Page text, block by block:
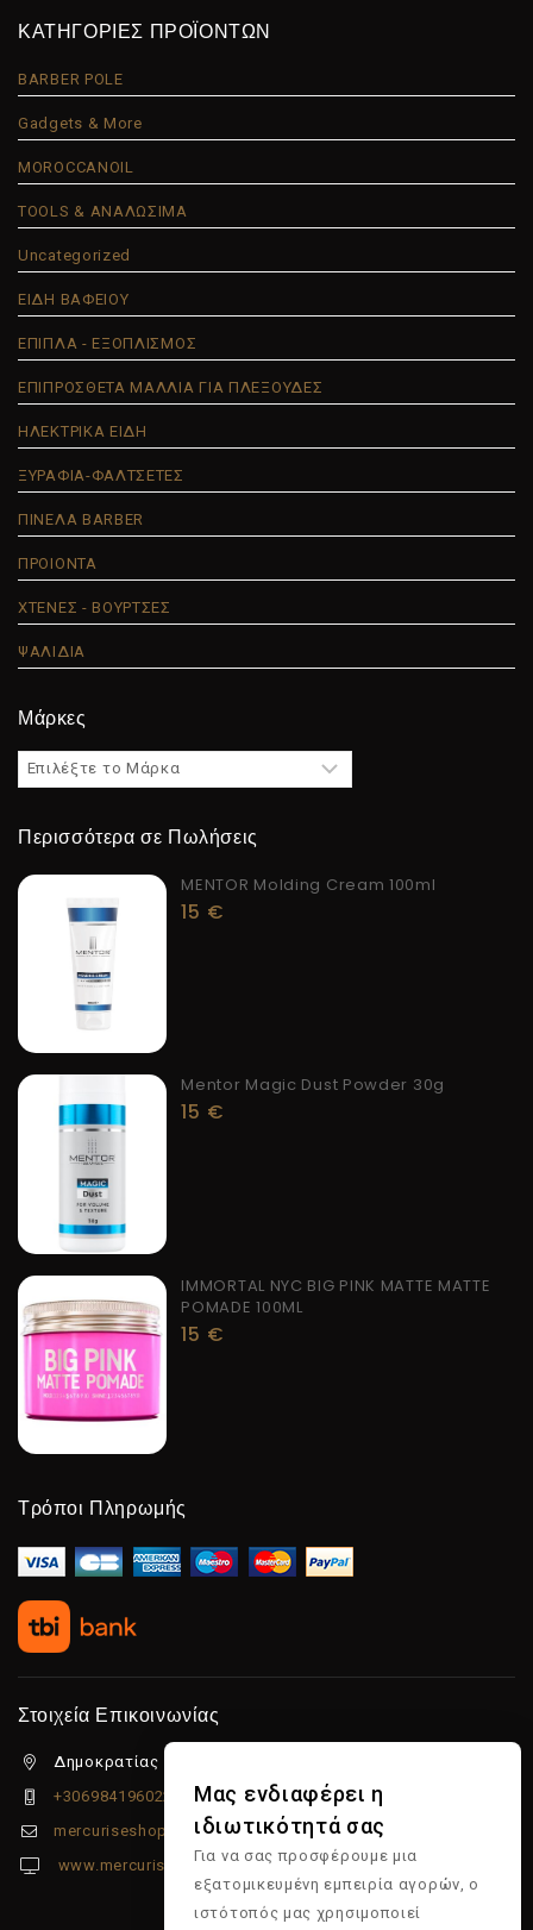
ΚΑΤΗΓΟΡΙΕΣ ΠΡΟΪΟΝΤΩΝ
BARBER POLE
Gadgets & More
MOROCCANOIL
TOOLS & ΑΝΑΛΩΣΙΜΑ
Uncategorized
ΕΙΔΗ ΒΑΦΕΙΟΥ
ΕΠΙΠΛΑ - ΕΞΟΠΛΙΣΜΟΣ
ΕΠΙΠΡΟΣΘΕΤΑ ΜΑΛΛΙΑ ΓΙΑ ΠΛΕΞΟΥΔΕΣ
ΗΛΕΚΤΡΙΚΑ ΕΙΔΗ
ΞΥΡΑΦΙΑ-ΦΑΛΤΣΕΤΕΣ
ΠΙΝΕΛΑ BARBER
ΠΡΟΙΟΝΤΑ
ΧΤΕΝΕΣ - ΒΟΥΡΤΣΕΣ
ΨΑΛΙΔΙΑ
Μάρκες
Περισσότερα σε Πωλήσεις
MENTOR Molding Cream 100ml
15 €
Mentor Magic Dust Powder 30g
15 €
IMMORTAL NYC BIG PINK MATTE MATTE
POMADE 100ML
15 €
Τρόποι Πληρωμής
Στοιχεία Επικοινωνίας
Δημοκρατίας 5β Λιμένας Χερσονήσου, 70014
+306984196022
mercuriseshop@gmail.com
www.mercuriseshop.gr
Μας ενδιαφέρει η
ιδιωτικότητά σας
Για να σας προσφέρουμε μια
εξατομικευμένη εμπειρία αγορών, ο
ιστότοπός μας χρησιμοποιεί